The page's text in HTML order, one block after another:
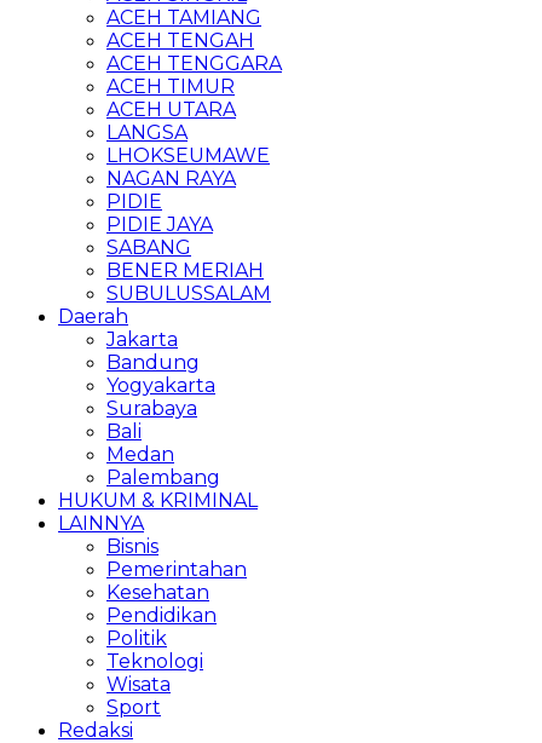
ACEH TAMIANG
ACEH TENGAH
ACEH TENGGARA
ACEH TIMUR
ACEH UTARA
LANGSA
LHOKSEUMAWE
NAGAN RAYA
PIDIE
PIDIE JAYA
SABANG
BENER MERIAH
SUBULUSSALAM
Daerah
Jakarta
Bandung
Yogyakarta
Surabaya
Bali
Medan
Palembang
HUKUM & KRIMINAL
LAINNYA
Bisnis
Pemerintahan
Kesehatan
Pendidikan
Politik
Teknologi
Wisata
Sport
Redaksi